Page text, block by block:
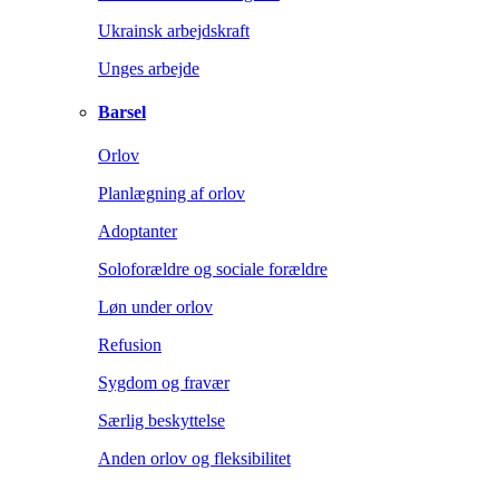
Ukrainsk arbejdskraft
Unges arbejde
Barsel
Orlov
Planlægning af orlov
Adoptanter
Soloforældre og sociale forældre
Løn under orlov
Refusion
Sygdom og fravær
Særlig beskyttelse
Anden orlov og fleksibilitet